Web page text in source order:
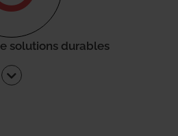
solutions durables